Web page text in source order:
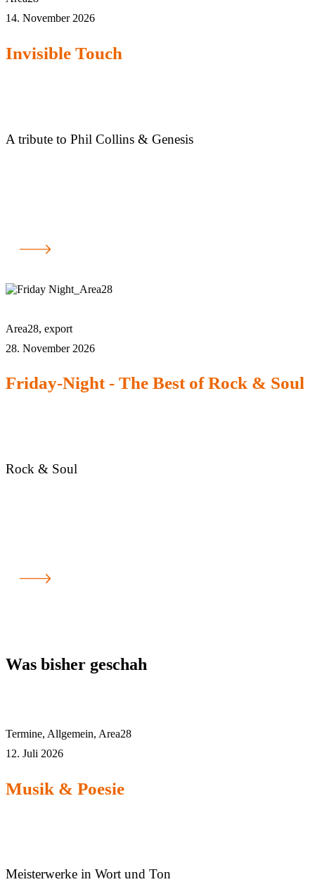
14. November 2026
Invisible Touch
A tribute to Phil Collins & Genesis
Area28, export
28. November 2026
Friday-Night - The Best of Rock & Soul
Rock & Soul
Was bisher geschah
Termine, Allgemein, Area28
12. Juli 2026
Musik & Poesie
Meisterwerke in Wort und Ton